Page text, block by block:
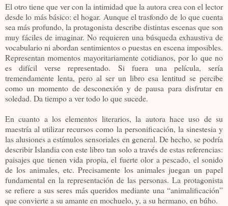
El otro tiene que ver con la intimidad que la autora crea con el lector
desde lo más básico: el hogar. Aunque el trasfondo de lo que cuenta
sea más profundo, la protagonista describe distintas escenas que son
muy fáciles de imaginar. No requieren una búsqueda exhaustiva de
vocabulario ni abordan sentimientos o puestas en escena imposibles.
Representan momentos mayoritariamente cotidianos, por lo que no
es difícil verse representado. Si fuera una película, sería
tremendamente lenta, pero al ser un libro esa lentitud se percibe
como un momento de desconexión y de pausa para disfrutar en
soledad. Da tiempo a ver todo lo que sucede.
En cuanto a los elementos literarios, la autora hace uso de su
maestría al utilizar recursos como la personificación, la sinestesia y
las alusiones a estímulos sensoriales en general. De hecho, se podría
describir Islandia con este libro tan solo a través de estas referencias:
paisajes que tienen vida propia, el fuerte olor a pescado, el sonido
de los animales, etc. Precisamente los animales juegan un papel
fundamental en la representación de las personas. La protagonista
se refiere a sus seres más queridos mediante una “animalificación”
que convierte a su amante en mochuelo, y, a su hermano, en búho.